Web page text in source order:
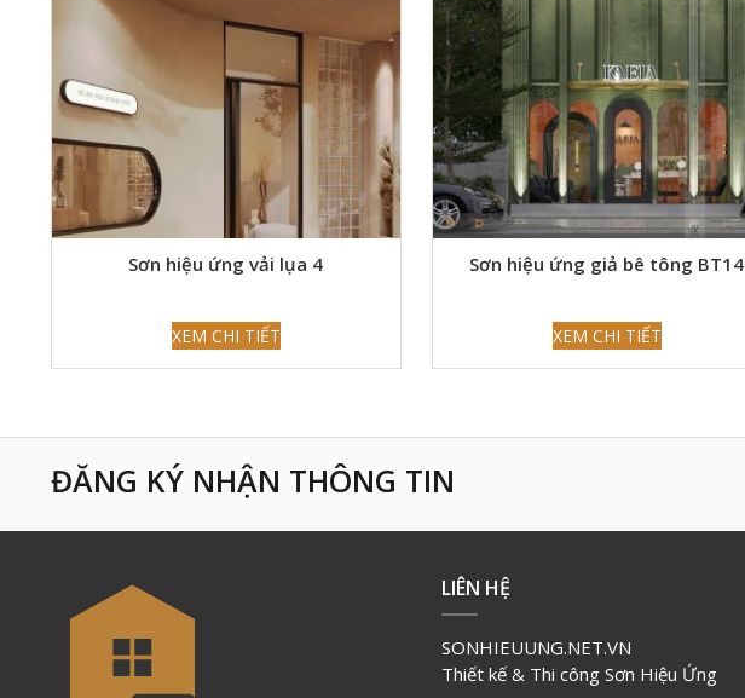
Sơn hiệu ứng vải lụa 4
XEM CHI TIẾT
Sơn hiệu ứng giả bê tông BT14
XEM CHI TIẾT
ĐĂNG KÝ NHẬN THÔNG TIN
LIÊN HỆ
SONHIEUUNG.NET.VN
Thiết kế & Thi công Sơn Hiệu Ứng